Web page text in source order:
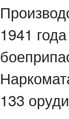
1941
133